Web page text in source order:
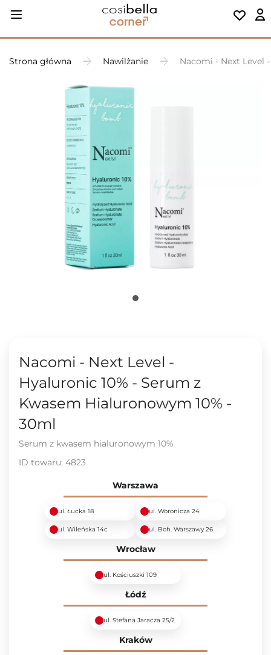
Strona główna Nawilżanie Nacomi - Next Level
Nacomi - Next Level -
Hyaluronic 10% - Serum z
Kwasem Hialuronowym 10% -
30ml
Serum z kwasem hialuronowym 10%
ID towaru: 4823
Warszawa
ul. Łucka 18 ul. Woronicza 24
ul. Wileńska 14c ul. Boh. Warszawy 26
Wrocław
ul. Kościuszki 109
Łódź
ul. Stefana Jaracza 25/2
Kraków